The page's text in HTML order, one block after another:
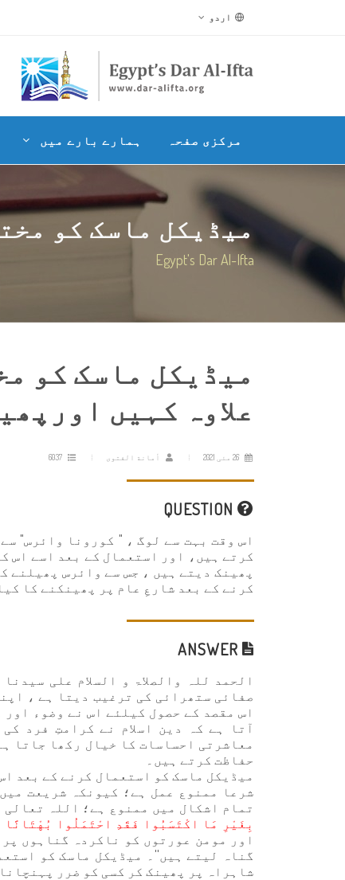
اردو
مرکزی صفحہ ہمارے بارے میں
میڈیکل ماسک کو
Egypt's Dar Al-Ifta
میڈیکل ماسک کو
علاوہ کہیں
26 مئی 2021 أمانة الفتوى
اس وقت بہت سے لوگ ، " کورونا وائرس"
کرتے ہیں، اور استعمال کے بعد اسے اس
پھینک دیتے ہیں ، جس سے وائرس پھیلنے
کرنے کے بعد شارعِ عام پر پھینکنے کا
الحمد للہ والصلاۃ و السلام علی
صفائی ستھرائی کی ترغیب دیتا ہے ،
اس مقصد کے حصول کیلئے اس نے وضوء
آتا ہے کہ دین اسلام نے کرامتِ فرد
معاشرتی احساسات کا خیال رکھا جاتا
حفاظت کرتے ہیں۔
میڈیکل ماسک کو استعمال کرنے کے بعد
شرعا ممنوع عمل ہے؛ کیونکہ شریعت
تمام اشکال میں ممنوع ہے؛ اللہ تعالی
بِغَيْرِ مَا اكْتَسَبُوا فَقَدِ احْتَمَلُوا
اور مومن عورتوں کو ناکردہ گناہوں
گناہ لیتے ہیں''۔ میڈیکل ماسک کو
شاہراہ پر پھینک کر کسی کو ضرر